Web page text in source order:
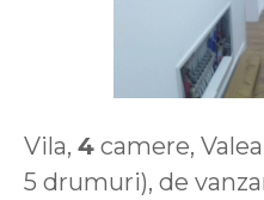
Vila, 4 camere,
5 drumuri), de